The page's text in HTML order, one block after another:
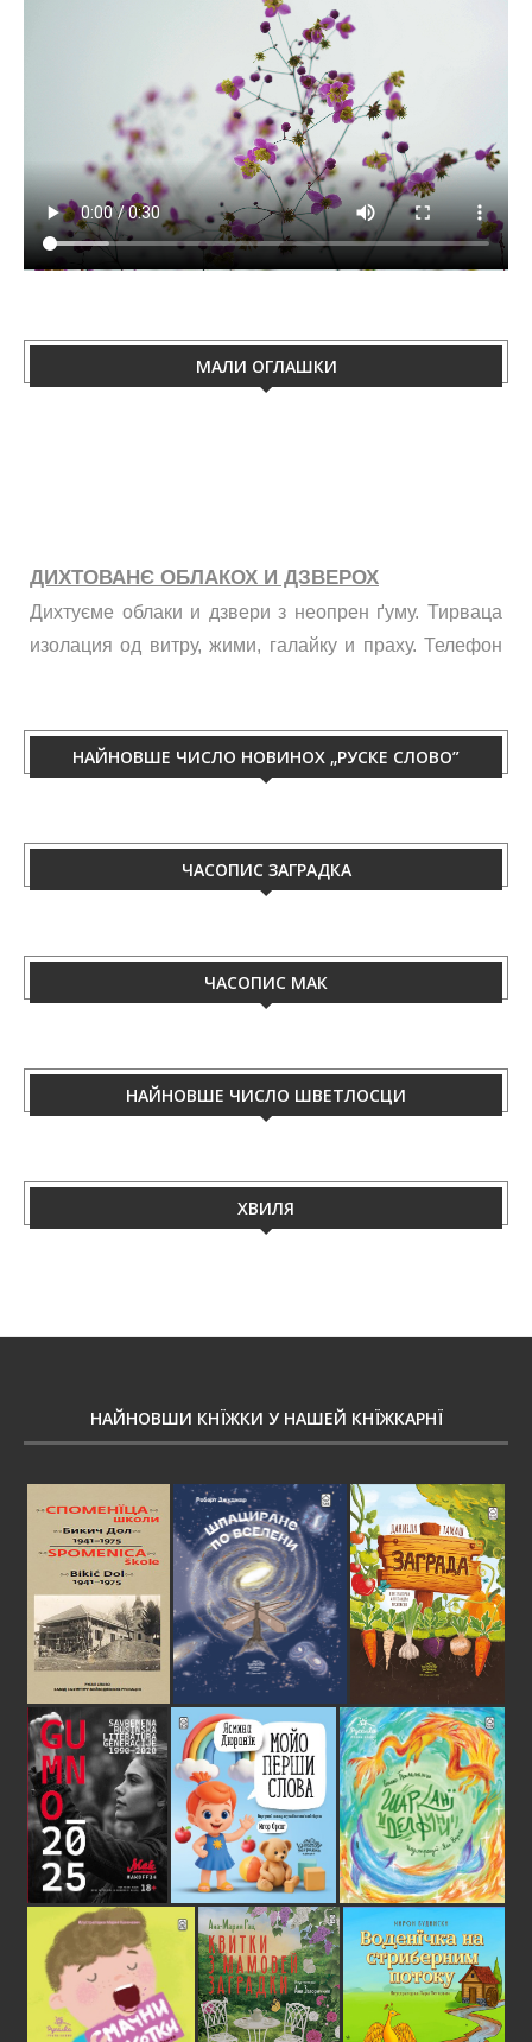
МАЛИ ОГЛАШКИ
Дихтуєме облаки и дзвери з неопрен ґуму. Тирваца
изолация од витру, жими, галайку и праху. Телефон
060/50-88-433.
НАЙНОВШЕ ЧИСЛО НОВИНОХ „РУСКЕ СЛОВО”
ЧАСОПИС ЗАГРАДКА
ЧАСОПИС МАК
НАЙНОВШЕ ЧИСЛО ШВЕТЛОСЦИ
ХВИЛЯ
НАЙНОВШИ КНЇЖКИ У НАШЕЙ КНЇЖКАРНЇ